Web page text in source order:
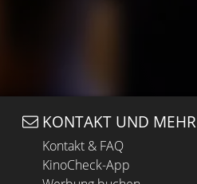
KONTAKT UND MEHR
Kontakt & FAQ
KinoCheck-App